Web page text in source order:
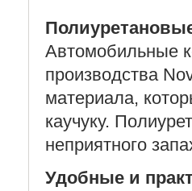
Автомобильные
производства
материала,
каучуку.
неприятного
Удобные и